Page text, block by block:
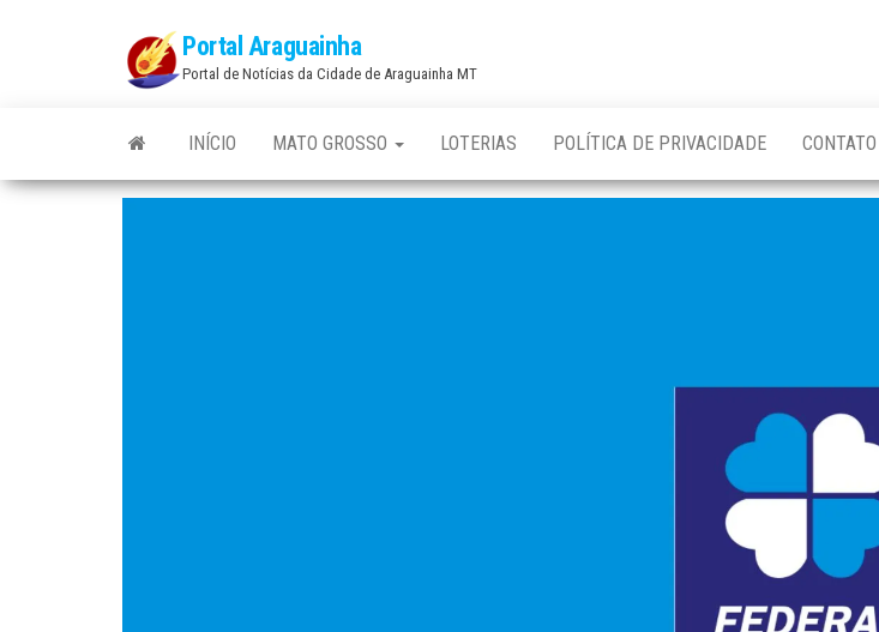
Portal Araguainha
Portal de Notícias da Cidade de Araguainha MT
INÍCIO MATO GROSSO LOTERIAS POLÍTICA DE PRIVACIDADE CONTATO